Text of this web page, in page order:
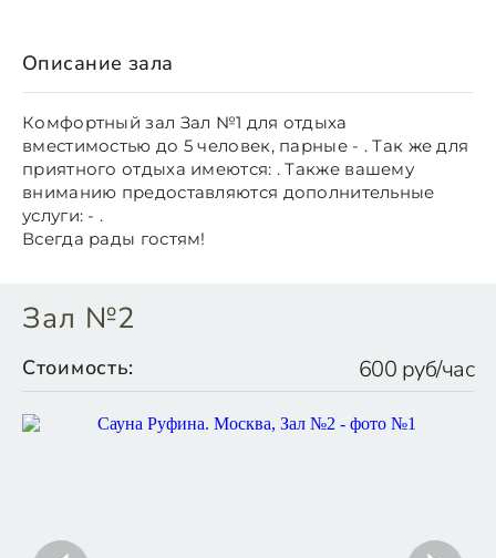
Описание зала
Комфортный зал Зал №1 для отдыха
вместимостью до 5 человек, парные - . Так же для
приятного отдыха имеются: . Также вашему
вниманию предоставляются дополнительные
услуги: - .
Всегда рады гостям!
Зал №2
Стоимость: 600 руб/час